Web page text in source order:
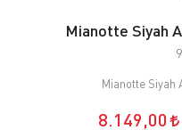
Mianotte Siyah
Mianotte Siyah
8.149,00